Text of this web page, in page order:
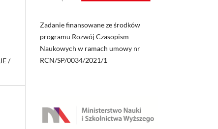
/
Zadanie finansowane ze środków
programu Rozwój Czasopism
Naukowych w ramach umowy nr
RCN/SP/0034/2021/1